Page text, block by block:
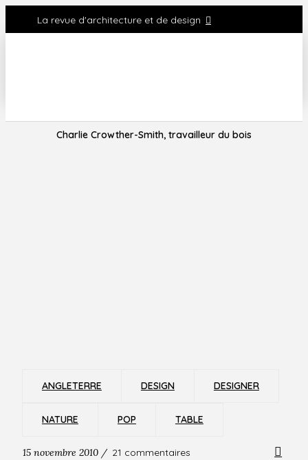
La revue d'architecture et de design
Charlie Crowther-Smith, travailleur du bois
ANGLETERRE DESIGN DESIGNER
NATURE POP TABLE
15 novembre 2010 / 21 commentaires